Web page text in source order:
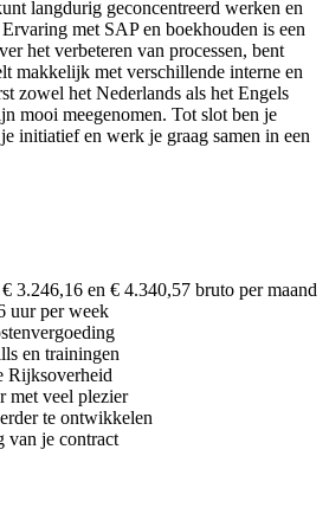
langdurig geconcentreerd werken en
met SAP en boekhouden is een
het verbeteren van processen, bent
makkelijk met verschillende interne en
zowel het Nederlands als het Engels
mooi meegenomen. Tot slot ben je
initiatief en werk je graag samen in een
3.246,16 en € 4.340,57 bruto per maand
uur per week
en trainingen
Rijksoverheid
met veel plezier
te ontwikkelen
van je contract